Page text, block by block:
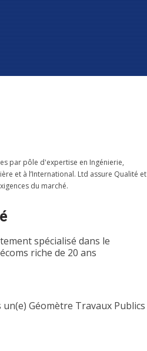
par pôle d'expertise en Ingénierie,
et à l’International. Ltd assure Qualité et
du marché.
spécialisé dans le
riche de 20 ans
Géomètre Travaux Publics